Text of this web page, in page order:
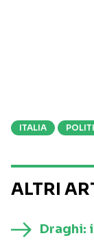
ITALIA
ALTRI
Draghi: